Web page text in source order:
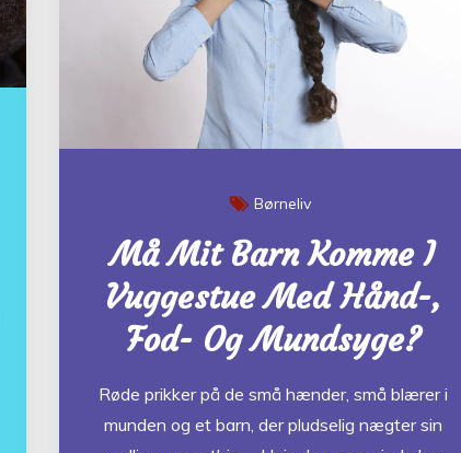
Børneliv
Må Mit Barn Komme I
Vuggestue Med Hånd-,
Fod- Og Mundsyge?
Røde prikker på de små hænder, små blærer i
munden og et barn, der pludselig nægter sin